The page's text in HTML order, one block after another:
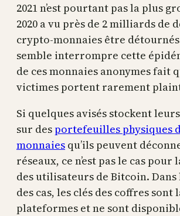
2021 n’est pourtant pas la plus
2020 a vu près de 2 milliards de
crypto-monnaies être
semble interrompre cette
de ces monnaies anonymes fait
victimes portent rarement
Si quelques avisés stockent
sur desportefeuilles physiques
monnaies qu’ils peuvent
réseaux, ce n’est pas le cas
des utilisateurs de Bitcoin.
des cas, les clés des coffres sont
plateformes et ne sont